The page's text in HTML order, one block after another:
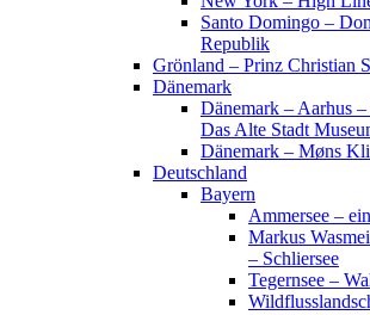
Santo Domingo –
Republik
Grönland – Prinz Christian
Dänemark
Dänemark – Aarhus
Das Alte Stadt
Dänemark – Møns
Deutschland
Bayern
Ammersee –
Markus
– Schliersee
Tegernsee –